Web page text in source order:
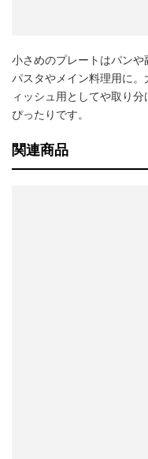
小さめのプレートはパン
パスタやメイン料理用に
ィッシュ用としてや取り
ぴったりです。
関連商品